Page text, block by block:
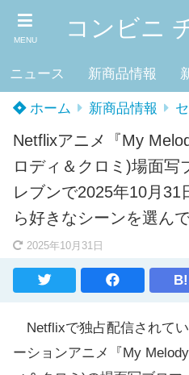
MENU コンビニ
ニュース 新商品情報
ホーム 新商品情報
Netflixアニメ『My
ロディ＆クロミ)場面写
レブンで2025年10月
ら好きなシーンを選ん
2025年10月31日
B!
Netflixで独占配信されて
ーションアニメ『My